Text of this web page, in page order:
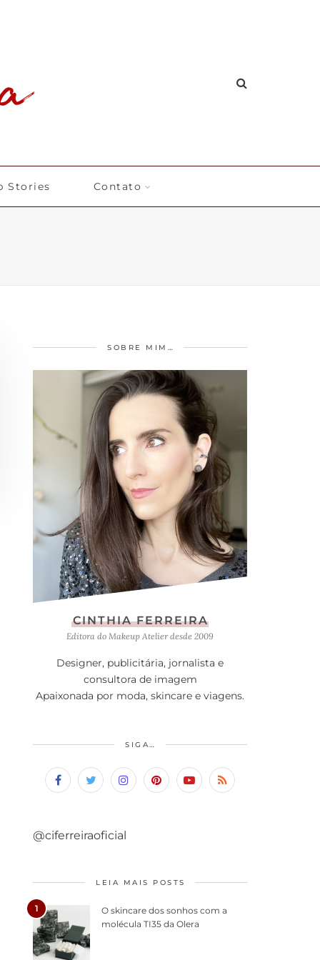
Stories Contato
SOBRE MIM…
CINTHIA FERREIRA
Editora do Makeup Atelier desde 2009
Designer, publicitária, jornalista e
consultora de imagem
Apaixonada por moda, skincare e viagens.
SIGA…
@ciferreiraoficial
LEIA MAIS POSTS
1
O skincare dos sonhos com a
molécula TI35 da Olera